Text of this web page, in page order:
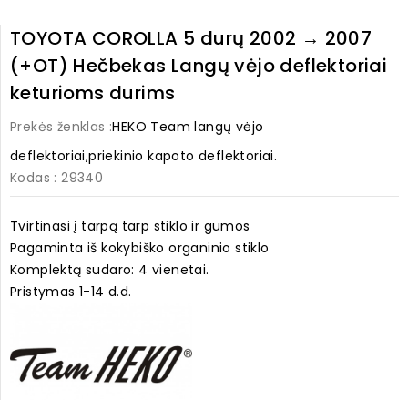
TOYOTA COROLLA 5 durų 2002 → 2007
(+OT) Hečbekas Langų vėjo deflektoriai
keturioms durims
Prekės ženklas :HEKO Team langų vėjo
deflektoriai,priekinio kapoto deflektoriai.
Kodas : 29340
Tvirtinasi į tarpą tarp stiklo ir gumos
Pagaminta iš kokybiško organinio stiklo
Komplektą sudaro: 4 vienetai.
Pristymas 1-14 d.d.